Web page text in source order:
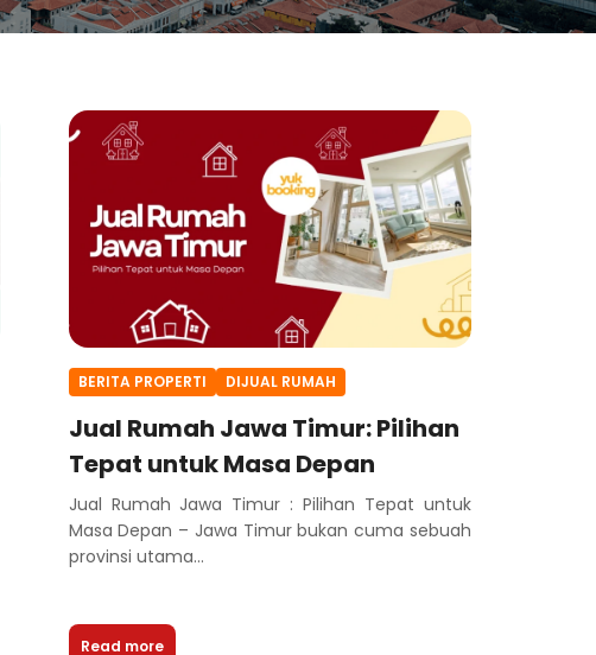
BERITA PROPERTI DIJUAL RUMAH
Jual Rumah Jawa Timur: Pilihan
Tepat untuk Masa Depan
Jual Rumah Jawa Timur : Pilihan Tepat untuk
Masa Depan – Jawa Timur bukan cuma sebuah
provinsi utama...
Read more